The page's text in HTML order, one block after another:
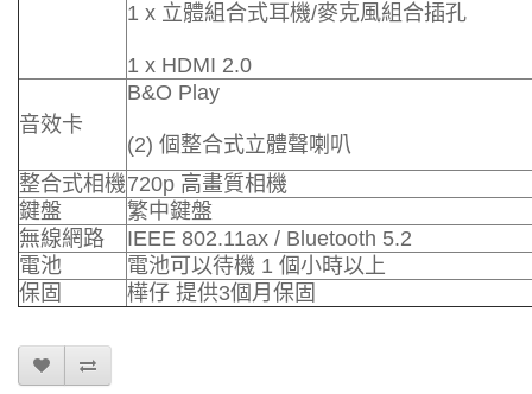
1 x 立體組合式耳機/麥克風組合插孔
1 x HDMI 2.0
音效卡
B&O Play
(2) 個整合式立體聲喇叭
整合式相機720p 高畫質相機
鍵盤
繁中鍵盤
無線網路
IEEE 802.11ax / Bluetooth 5.2
電池
電池可以待機 1 個小時以上
保固
樺仔 提供3個月保固